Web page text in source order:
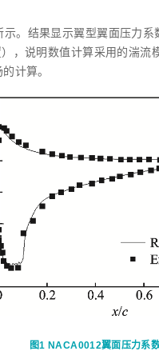
示。结果显示翼型翼面压力
，说明数值计算采用的湍流
计算。
图1 NACA0012翼面压力系